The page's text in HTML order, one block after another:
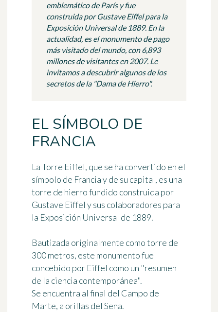
emblemático de París y fue
construida por Gustave Eiffel para la
Exposición Universal de 1889. En la
actualidad, es el monumento de pago
más visitado del mundo, con 6,893
millones de visitantes en 2007. Le
invitamos a descubrir algunos de los
secretos de la "Dama de Hierro".
EL SÍMBOLO DE
FRANCIA
LaTorre Eiffel, que se ha convertido en el
símbolo de Francia y de su capital, es una
torre de hierro fundido construida por
Gustave Eiffel y sus colaboradores para
la Exposición Universal de 1889.
Bautizada originalmente comotorre de
300 metros, este monumento fue
concebido por Eiffel como un "resumen
de la ciencia contemporánea".
Se encuentra al final del Campo de
Marte, a orillas del Sena.